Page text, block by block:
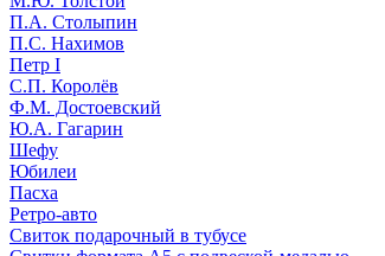
П.А. Столыпин
П.С. Нахимов
Петр I
С.П. Королёв
Ф.М. Достоевский
Ю.А. Гагарин
Шефу
Юбилеи
Пасха
Ретро-авто
Свиток подарочный в тубусе